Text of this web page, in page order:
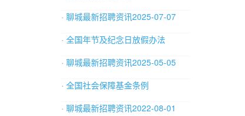
· 聊城最新招聘资讯2025-07-07
· 全国年节及纪念日放假办法
· 聊城最新招聘资讯2025-05-05
· 全国社会保障基金条例
· 聊城最新招聘资讯2022-08-01